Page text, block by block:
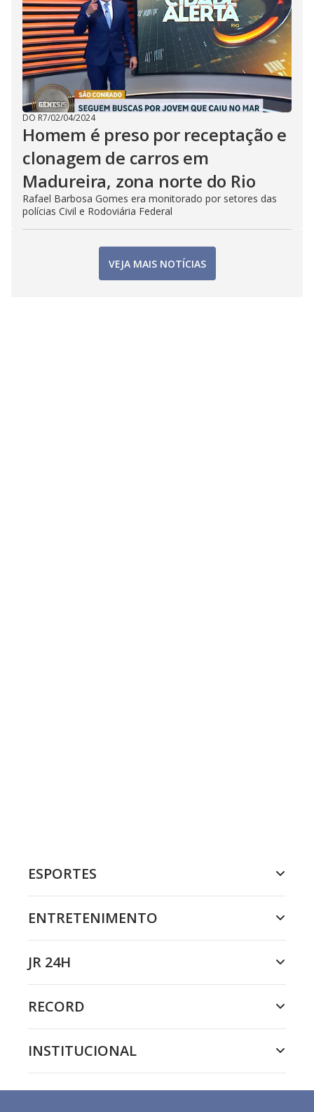
DO R7/02/04/2024
Homem é preso por receptação e
clonagem de carros em
Madureira, zona norte do Rio
Rafael Barbosa Gomes era monitorado por setores das
polícias Civil e Rodoviária Federal
VEJA MAIS NOTÍCIAS
ESPORTES
ENTRETENIMENTO
JR 24H
RECORD
INSTITUCIONAL